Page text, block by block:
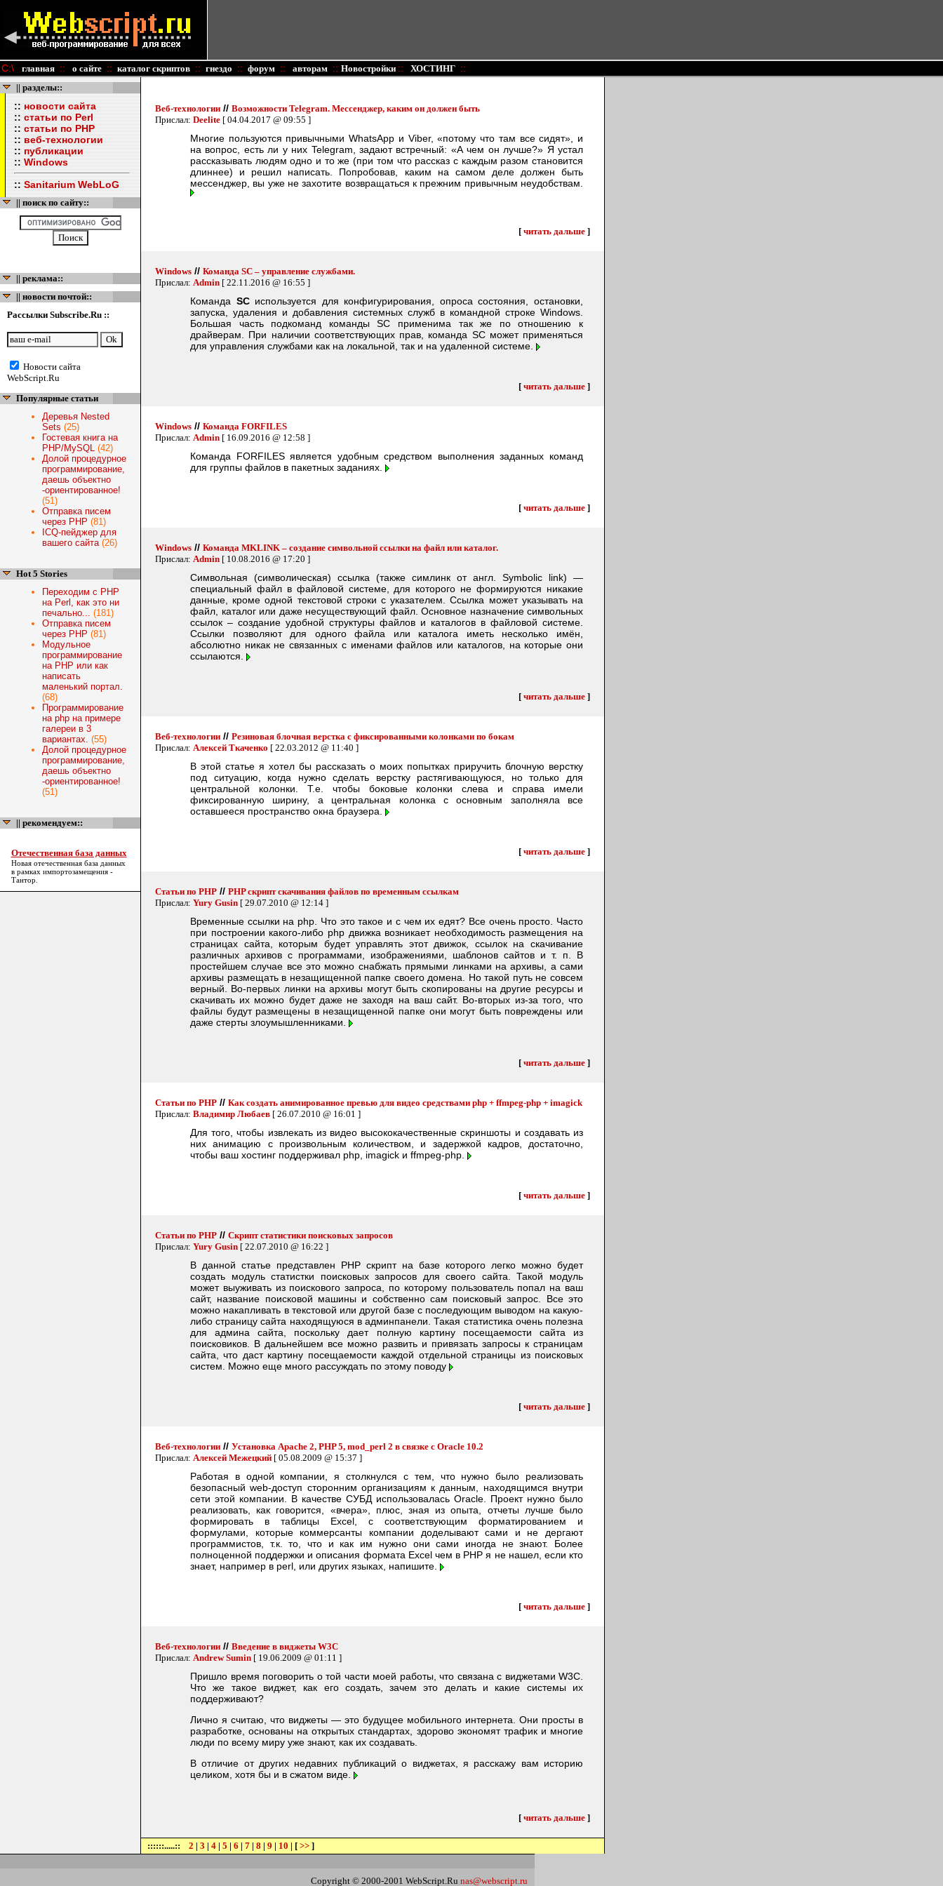
C:\ главная :: о сайте :: каталог скриптов :: гнездо :: форум :: авторам :: Новостройки :: ХОСТИНГ ::
|| разделы::
::новости сайта
::статьи по Perl
::статьи по PHP
::веб-технологии
::публикации
::Windows
::Sanitarium WebLoG
|| поиск по сайту::
|| реклама::
|| новости почтой::
Рассылки Subscribe.Ru ::
Новости сайта
WebScript.Ru
Популярные статьи
Деревья Nested
Sets (25)
Гостевая книга на
PHP/MySQL (42)
Долой процедурное
программирование,
даешь объектно
-ориентированное!
(51)
Отправка писем
через PHP (81)
ICQ-пейджер для
вашего сайта(26)
Hot 5 Stories
Переходим с PHP
на Perl, как это ни
печально... (181)
Отправка писем
через PHP (81)
Модульное
программирование
на PHP или как
написать
маленький портал.
(68)
Программирование
на php на примере
галереи в 3
вариантах. (55)
Долой процедурное
программирование,
даешь объектно
-ориентированное!
(51)
|| рекомендуем::
Отечественная база данных
Новая отечественная база данных
в рамках импортозамещения -
Тантор.
Веб-технологии // Возможности Telegram. Мессенджер, каким он должен быть
Прислал: Deelite [ 04.04.2017 @ 09:55 ]
Многие пользуются привычными WhatsApp и Viber, «потому что там все сидят», и
на вопрос, есть ли у них Telegram, задают встречный: «А чем он лучше?» Я устал
рассказывать людям одно и то же (при том что рассказ с каждым разом становится
длиннее) и решил написать. Попробовав, каким на самом деле должен быть
мессенджер, вы уже не захотите возвращаться к прежним привычным неудобствам.
[ читать дальше ]
Windows // Команда SC – управление службами.
Прислал: Admin [ 22.11.2016 @ 16:55 ]
Команда SCиспользуется для конфигурирования, опроса состояния, остановки,
запуска, удаления и добавления системных служб в командной строке Windows.
Большая часть подкоманд команды SC применима так же по отношению к
драйверам. При наличии соответствующих прав, команда SC может применяться
для управления службами как на локальной, так и на удаленной системе.
[ читать дальше ]
Windows // Команда FORFILES
Прислал: Admin [ 16.09.2016 @ 12:58 ]
Команда FORFILES является удобным средством выполнения заданных команд
для группы файлов в пакетных заданиях.
[ читать дальше ]
Windows // Команда MKLINK – создание символьной ссылки на файл или каталог.
Прислал: Admin [ 10.08.2016 @ 17:20 ]
Символьная (символическая) ссылка (также симлинк от англ. Symbolic link) —
специальный файл в файловой системе, для которого не формируются никакие
данные, кроме одной текстовой строки с указателем. Ссылка может указывать на
файл, каталог или даже несуществующий файл. Основное назначение символьных
ссылок – создание удобной структуры файлов и каталогов в файловой системе.
Ссылки позволяют для одного файла или каталога иметь несколько имён,
абсолютно никак не связанных с именами файлов или каталогов, на которые они
ссылаются.
[ читать дальше ]
Веб-технологии // Резиновая блочная верстка с фиксированными колонками по бокам
Прислал: Алексей Ткаченко [ 22.03.2012 @ 11:40 ]
В этой статье я хотел бы рассказать о моих попытках приручить блочную верстку
под ситуацию, когда нужно сделать верстку растягивающуюся, но только для
центральной колонки. Т.е. чтобы боковые колонки слева и справа имели
фиксированную ширину, а центральная колонка с основным заполняла все
оставшееся пространство окна браузера.
[ читать дальше ]
Статьи по PHP // PHP скрипт скачивания файлов по временным ссылкам
Прислал: Yury Gusin [ 29.07.2010 @ 12:14 ]
Временные ссылки на php. Что это такое и с чем их едят? Все очень просто. Часто
при построении какого-либо php движка возникает необходимость размещения на
страницах сайта, которым будет управлять этот движок, ссылок на скачивание
различных архивов с программами, изображениями, шаблонов сайтов и т. п. В
простейшем случае все это можно снабжать прямыми линками на архивы, а сами
архивы размещать в незащищенной папке своего домена. Но такой путь не совсем
верный. Во-первых линки на архивы могут быть скопированы на другие ресурсы и
скачивать их можно будет даже не заходя на ваш сайт. Во-вторых из-за того, что
файлы будут размещены в незащищенной папке они могут быть повреждены или
даже стерты злоумышленниками.
[ читать дальше ]
Статьи по PHP // Как создать анимированное превью для видео средствами php + ffmpeg-php + imagick
Прислал: Владимир Любаев [ 26.07.2010 @ 16:01 ]
Для того, чтобы извлекать из видео высококачественные скриншоты и создавать из
них анимацию с произвольным количеством, и задержкой кадров, достаточно,
чтобы ваш хостинг поддерживал php, imagick и ffmpeg-php.
[ читать дальше ]
Статьи по PHP // Cкрипт статистики поисковых запросов
Прислал: Yury Gusin [ 22.07.2010 @ 16:22 ]
В данной статье представлен PHP скрипт на базе которого легко можно будет
создать модуль статистки поисковых запросов для своего сайта. Такой модуль
может выуживать из поискового запроса, по которому пользователь попал на ваш
сайт, название поисковой машины и собственно сам поисковый запрос. Все это
можно накапливать в текстовой или другой базе с последующим выводом на какую-
либо страницу сайта находящуюся в админпанели. Такая статистика очень полезна
для админа сайта, поскольку дает полную картину посещаемости сайта из
поисковиков. В дальнейшем все можно развить и привязать запросы к страницам
сайта, что даст картину посещаемости каждой отдельной страницы из поисковых
систем. Можно еще много рассуждать по этому поводу
[ читать дальше ]
Веб-технологии // Установка Apache 2, PHP 5, mod_perl 2 в связке с Oracle 10.2
Прислал: Алексей Межецкий [ 05.08.2009 @ 15:37 ]
Работая в одной компании, я столкнулся с тем, что нужно было реализовать
безопасный web-доступ сторонним организациям к данным, находящимся внутри
сети этой компании. В качестве СУБД использовалась Oracle. Проект нужно было
реализовать, как говорится, «вчера», плюс, зная из опыта, отчеты лучше было
формировать в таблицы Excel, с соответствующим форматированием и
формулами, которые коммерсанты компании доделывают сами и не дергают
программистов, т.к. то, что и как им нужно они сами иногда не знают. Более
полноценной поддержки и описания формата Excel чем в PHP я не нашел, если кто
знает, например в perl, или других языках, напишите.
[ читать дальше ]
Веб-технологии // Введение в виджеты W3C
Прислал: Andrew Sumin [ 19.06.2009 @ 01:11 ]
Пришло время поговорить о той части моей работы, что связана с виджетами W3C.
Что же такое виджет, как его создать, зачем это делать и какие системы их
поддерживают?
Лично я считаю, что виджеты — это будущее мобильного интернета. Они просты в
разработке, основаны на открытых стандартах, здорово экономят трафик и многие
люди по всему миру уже знают, как их создавать.
В отличие от других недавних публикаций о виджетах, я расскажу вам историю
целиком, хотя бы и в сжатом виде.
[ читать дальше ]
::::::.....:: 2 | 3 | 4 | 5 | 6 | 7 | 8 | 9 | 10 | [ >> ]
Copyright © 2000-2001 WebScript.Ru nas@webscript.ru